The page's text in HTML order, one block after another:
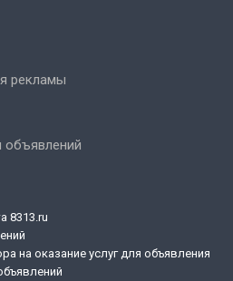
рекламы
8313.ru
на оказание услуг для объявления